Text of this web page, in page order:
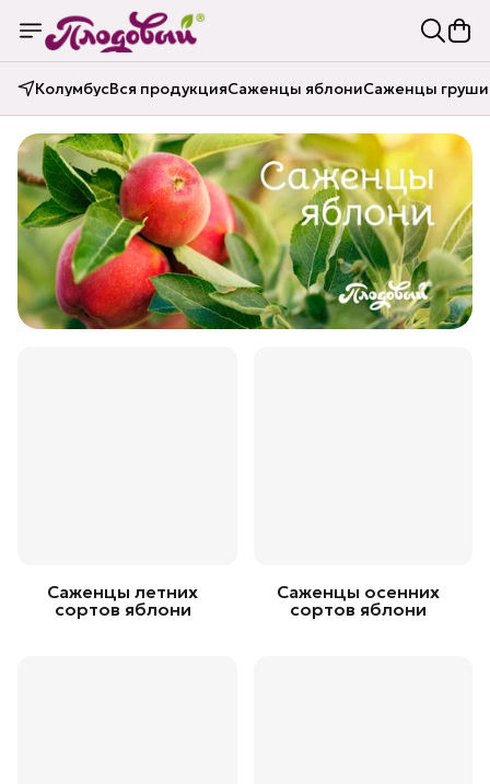
КолумбусВся продукцияСаженцы яблониСаженцы груши
Саженцы летних
сортов яблони
Саженцы осенних
сортов яблони